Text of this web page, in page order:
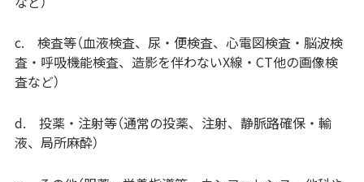
c. 検査等（血液検査、尿・便検査、心電図検査・脳波検
査・呼吸機能検査、造影を伴わないX線・CT他の画像検
査など）
d. 投薬・注射等（通常の投薬、注射、静脈路確保・輸
液、局所麻酔）